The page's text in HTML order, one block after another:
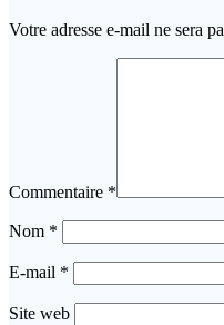
Votre adresse e-mail ne sera
Commentaire *
Nom *
E-mail *
Site web